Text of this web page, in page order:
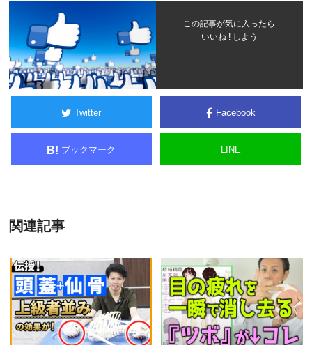
この記事が気に入ったら
いいね ! しよう
Twitter Facebook
B! ブックマーク LINE
関連記事